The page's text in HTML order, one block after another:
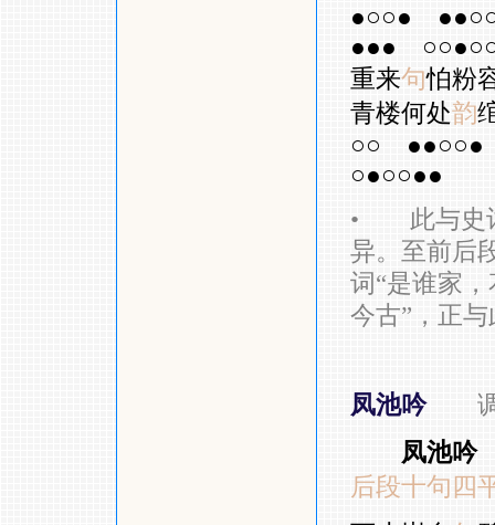
●○○●
●●●
重来句怕粉
青楼何处韵
○○
●●○○●
○●○○●●
• 此与史词
异。至前后
词“是谁家
今古”，正
凤池吟
凤池吟
后段十句四